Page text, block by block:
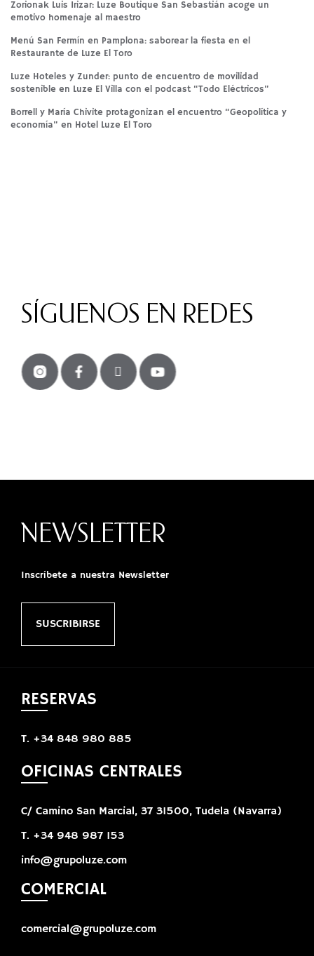
Zorionak Luis Irizar: Luze Boutique San Sebastián acoge un
emotivo homenaje al maestro
Menú San Fermín en Pamplona: saborear la fiesta en el
Restaurante de Luze El Toro
Luze Hoteles y Zunder: punto de encuentro de movilidad
sostenible en Luze El Villa con el podcast “Todo Eléctricos”
Borrell y María Chivite protagonizan el encuentro “Geopolítica y
economía” en Hotel Luze El Toro
SÍGUENOS EN REDES
NEWSLETTER
Inscríbete a nuestra Newsletter
SUSCRIBIRSE
RESERVAS
T. +34 848 980 885
OFICINAS CENTRALES
C/ Camino San Marcial, 37 31500, Tudela (Navarra)
T. +34 948 987 153
info@grupoluze.com
COMERCIAL
comercial@grupoluze.com